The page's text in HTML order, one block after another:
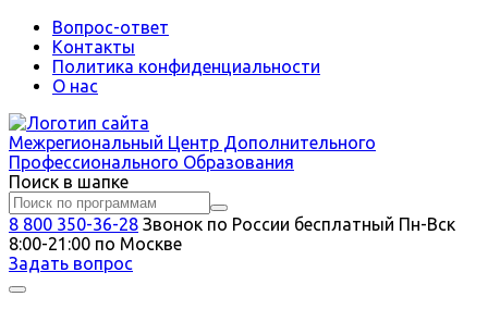
Вопрос-ответ
Контакты
Политика конфиденциальности
О нас
Межрегиональный Центр Дополнительного
Профессионального Образования
Поиск в шапке
8 800 350-36-28 Звонок по России бесплатный Пн-Вск
8:00-21:00 по Москве
Задать вопрос